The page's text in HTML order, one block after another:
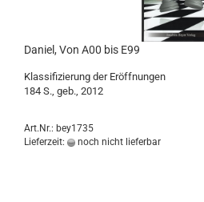
Daniel, Von A00 bis E99
Klassifizierung der Eröffnungen
184 S., geb., 2012
Art.Nr.: bey1735
Lieferzeit:
noch nicht lieferbar